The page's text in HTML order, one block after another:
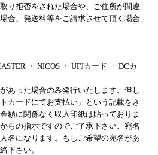
り拒否をされた場合や、ご住所が間違
合、発送料等をご請求させて頂く場合
・ NICOS ・ UFJカード ・ DCカ
あった場合のみ発行いたします。但し
カードにてお支払い」という記載をさ
額に関係なく収入印紙は貼っておりま
らの指示ですのでご了承下さい。宛名
名になります。もしご希望の宛名があ
下さい。